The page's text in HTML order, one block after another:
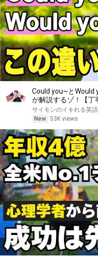
Could you~とWould
が解説するゾ！【丁
サイモンのイキれる英
New 53K views